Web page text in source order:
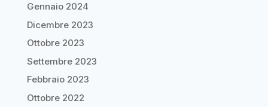
Gennaio 2024
Dicembre 2023
Ottobre 2023
Settembre 2023
Febbraio 2023
Ottobre 2022